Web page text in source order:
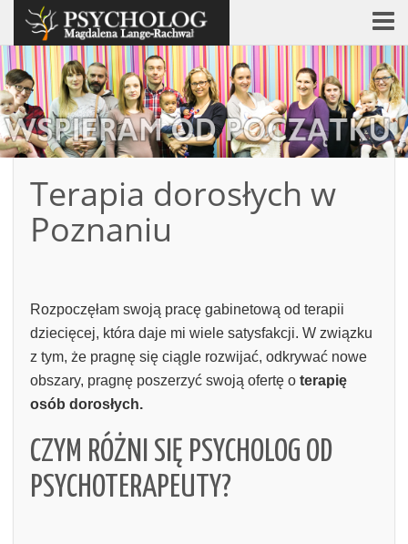
Terapia dorosłych w
Poznaniu
Rozpoczęłam swoją pracę gabinetową od terapii
dziecięcej, która daje mi wiele satysfakcji. W związku
z tym, że pragnę się ciągle rozwijać, odkrywać nowe
obszary, pragnę poszerzyć swoją ofertę o terapię
osób dorosłych.
CZYM RÓŻNI SIĘ PSYCHOLOG OD
PSYCHOTERAPEUTY?